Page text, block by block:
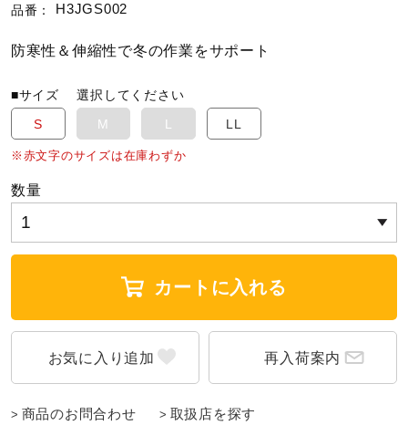
陸上競技
卓球
ウィンタースポーツ
品番： H3JGS002
防寒性＆伸縮性で冬の作業をサポート
■サイズ選択してください
S
M L LL
※赤文字のサイズは在庫わずか
数量
カートに入れる
再入荷案内
商品のお問合わせ 取扱店を探す